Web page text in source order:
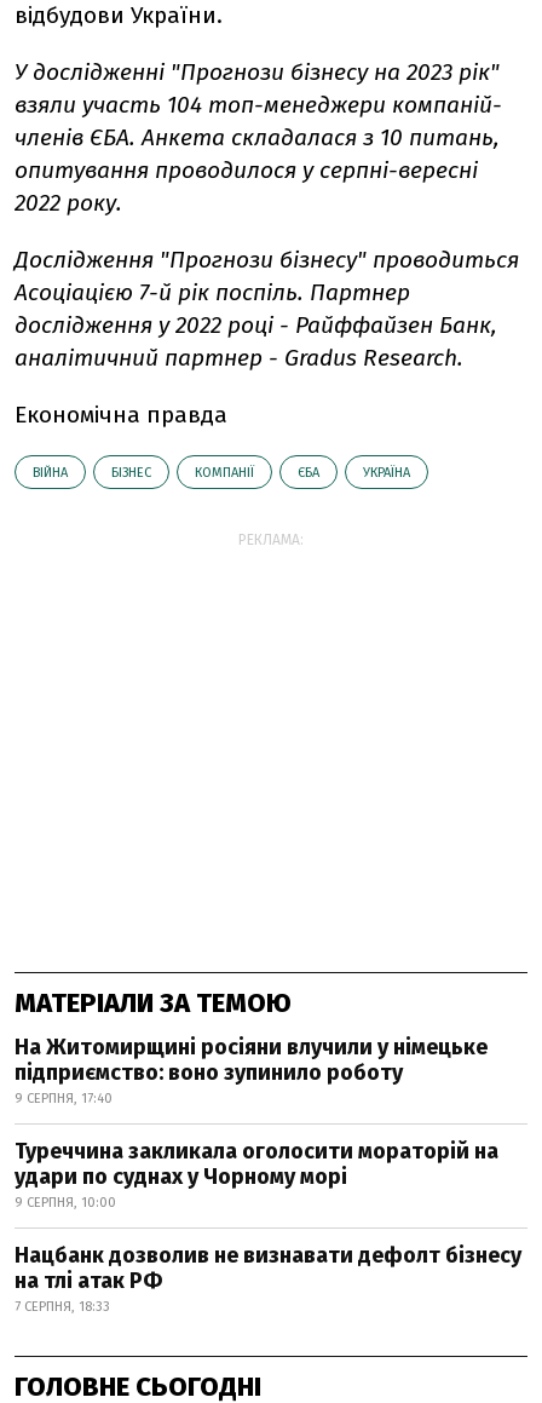
відбудови України.
У дослідженні "Прогнози бізнесу на 2023 рік"
взяли участь 104 топ-менеджери компаній-
членів ЄБА. Анкета складалася з 10 питань,
опитування проводилося у серпні-вересні
2022 року.
Дослідження "Прогнози бізнесу" проводиться
Асоціацією 7-й рік поспіль. Партнер
дослідження у 2022 році - Райффайзен Банк,
аналітичний партнер - Gradus Research.
Економічна правда
ВІЙНА БІЗНЕС КОМПАНІЇ ЄБА УКРАЇНА
РЕКЛАМА:
МАТЕРІАЛИ ЗА ТЕМОЮ
На Житомирщині росіяни влучили у німецьке
підприємство: воно зупинило роботу
9 СЕРПНЯ, 17:40
Туреччина закликала оголосити мораторій на
удари по суднах у Чорному морі
9 СЕРПНЯ, 10:00
Нацбанк дозволив не визнавати дефолт бізнесу
на тлі атак РФ
7 СЕРПНЯ, 18:33
ГОЛОВНЕ СЬОГОДНІ